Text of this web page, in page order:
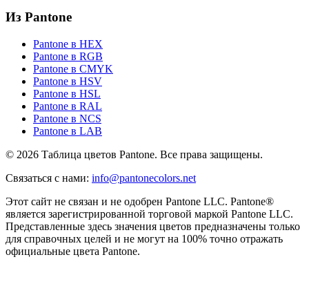
Из Pantone
Pantone в HEX
Pantone в RGB
Pantone в CMYK
Pantone в HSV
Pantone в HSL
Pantone в RAL
Pantone в NCS
Pantone в LAB
© 2026 Таблица цветов Pantone. Все права защищены.
Связаться с нами: info@pantonecolors.net
Этот сайт не связан и не одобрен Pantone LLC. Pantone®
является зарегистрированной торговой маркой Pantone LLC.
Представленные здесь значения цветов предназначены только
для справочных целей и не могут на 100% точно отражать
официальные цвета Pantone.